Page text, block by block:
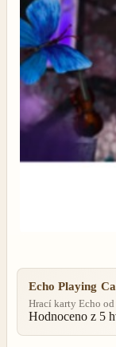
Echo Playing
Hrací karty Echo
Hodnoceno z 5